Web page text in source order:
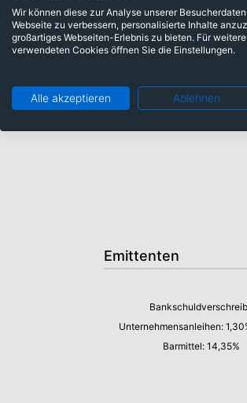
Anlageklassen
Emittenten
Barmittel: 14,35%
Unternehmensanleihen:
Wir können diese zur Analyse unserer
Webseite zu verbessern, personalisierte Inhalte
großartiges Webseiten-Erlebnis zu bieten. Für
verwendeten Cookies öffnen Sie die Einstellungen.
Alle akzeptieren Ablehnen